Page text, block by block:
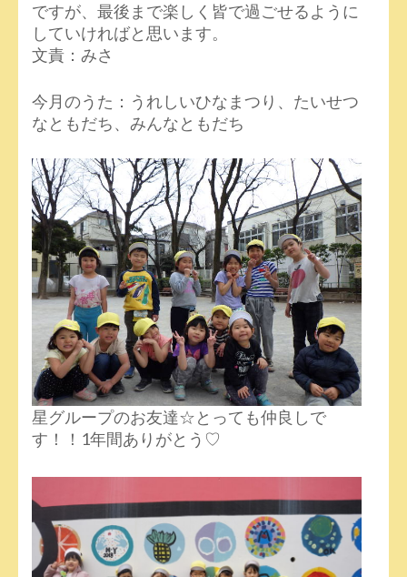
ですが、最後まで楽しく皆で過ごせるように
していければと思います。
文責：みさ
今月のうた：うれしいひなまつり、たいせつ
なともだち、みんなともだち
星グループのお友達☆とっても仲良しで
す！！1年間ありがとう♡